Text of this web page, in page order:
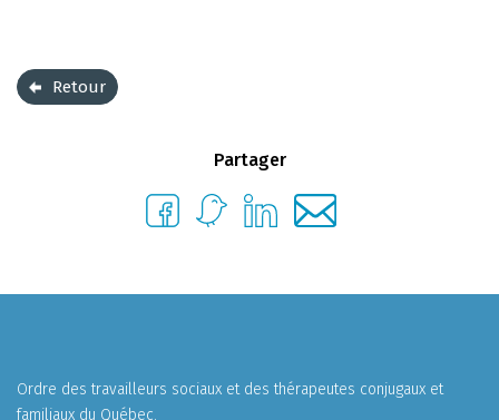
Retour
Partager
Ordre des travailleurs sociaux et des thérapeutes conjugaux et
familiaux du Québec.